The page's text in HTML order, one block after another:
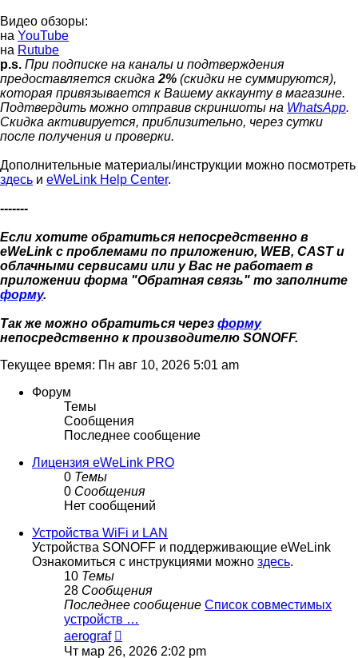
Видео обзоры:
на YouTube
на Rutube
p.s. При подписке на каналы и подтверждения
предоставляется скидка2% (скидки не суммируются),
которая привязывается к Вашему аккаунту в магазине.
Подтвердить можно отправив скриншоты на WhatsApp.
Скидка активируется, приблизительно, через сутки
после получения и проверки.
Дополнительные материалы/инструкции можно посмотреть
здесь и eWeLink Help Center.
-------
Если хотите обратиться непосредственно в
eWeLink с проблемами по приложению, WEB, CAST и
облачными сервисами или у Вас не работает в
приложении форма "Обратная связь" то заполните
форму.
Так же можно обратиться через форму
непосредственно к производителю SONOFF.
Текущее время: Пн авг 10, 2026 5:01 am
Форум
Темы
Сообщения
Последнее сообщение
Лицензия eWeLink PRO
0 Темы
0 Сообщения
Нет сообщений
Устройства WiFi и LAN
Устройства SONOFF и поддерживающие eWeLink
Ознакомиться с инструкциями можно здесь.
10 Темы
28 Сообщения
Последнее сообщение Список совместимых
устройств …
aerograf
Чт мар 26, 2026 2:02 pm